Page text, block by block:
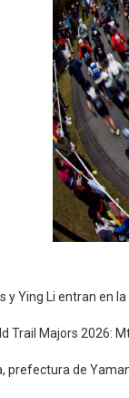
y Ying Li entran en
Trail Majors 2026:
prefectura de